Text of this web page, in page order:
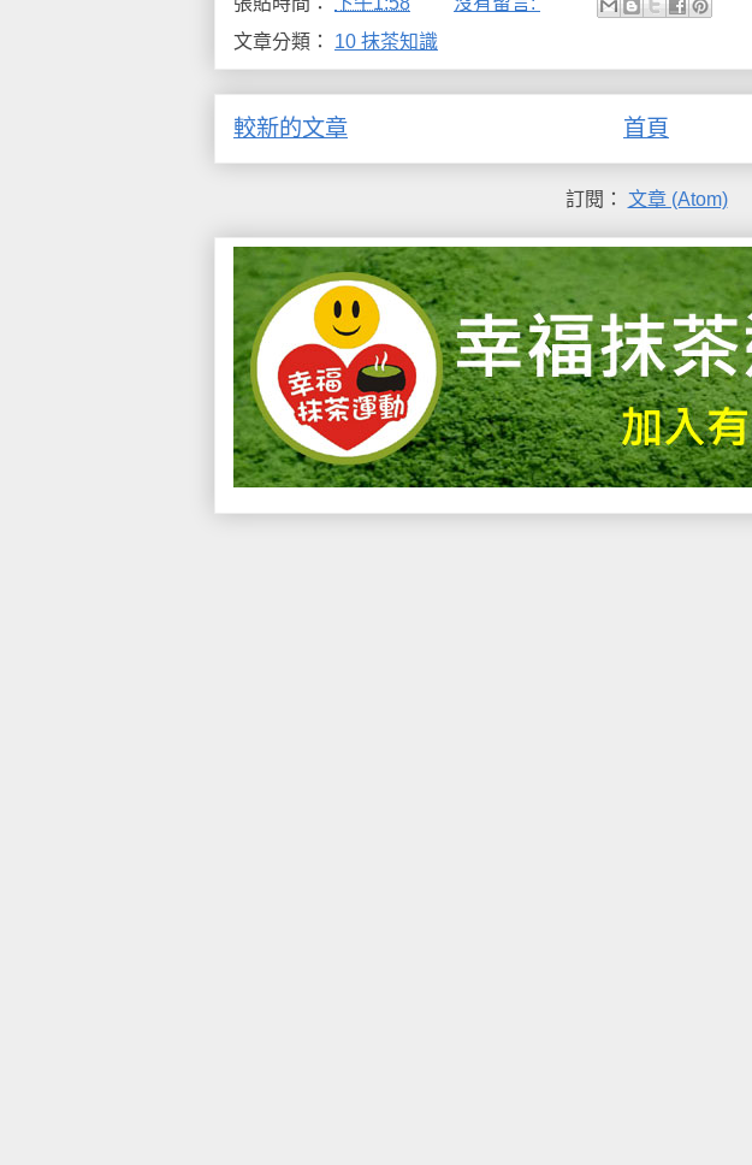
文章分類： 10 抹茶知識
較新的文章 首頁
訂閱： 文章 (Atom)